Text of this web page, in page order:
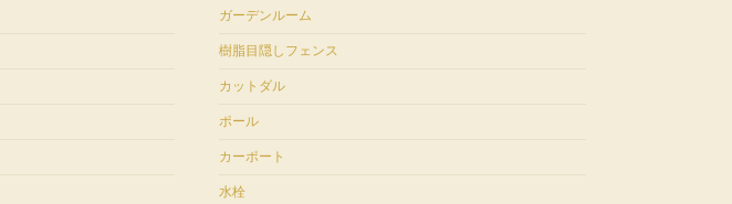
ガーデンルーム
樹脂目隠しフェンス
カットダル
ポール
カーポート
水栓